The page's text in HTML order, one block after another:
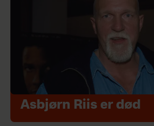
Asbjørn Riis er død